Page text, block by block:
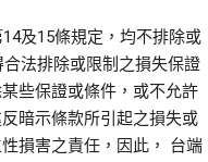
及15條規定，均不排除或
法排除或限制之損失保證
些保證或條件，或不允許
暗示條款所引起之損失或
損害之責任，因此， 台端